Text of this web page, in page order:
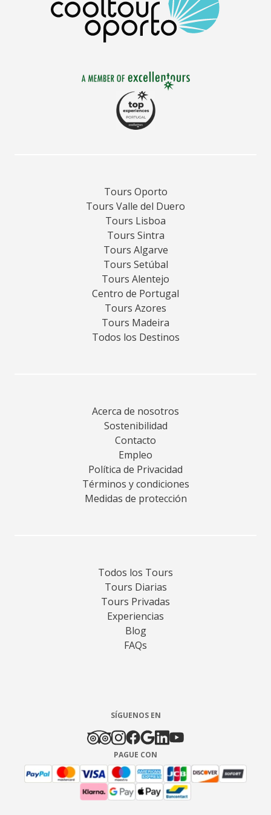
tradicionales. Explorar esta industria ofrece una
valiosa visión de las raíces marítimas de Portugal y su
rica cultura gastronómica.
Tours Oporto
Tours Valle del Duero
Tours Lisboa
Tours Sintra
Tours Algarve
Tours Setúbal
Tours Alentejo
Centro de Portugal
Tours Azores
Tours Madeira
Todos los Destinos
Acerca de nosotros
Sostenibilidad
Contacto
Empleo
Política de Privacidad
Términos y condiciones
Medidas de protección
Todos los Tours
Tours Diarias
Tours Privadas
Experiencias
Blog
FAQs
SÍGUENOS EN
PAGUE CON